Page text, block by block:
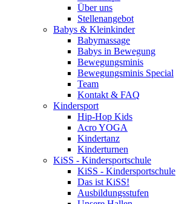
Über uns
Stellenangebot
Babys & Kleinkinder
Babymassage
Babys in Bewegung
Bewegungsminis
Bewegungsminis Special
Team
Kontakt & FAQ
Kindersport
Hip-Hop Kids
Acro YOGA
Kindertanz
Kinderturnen
KiSS - Kindersportschule
KiSS - Kindersportschule
Das ist KiSS!
Ausbildungsstufen